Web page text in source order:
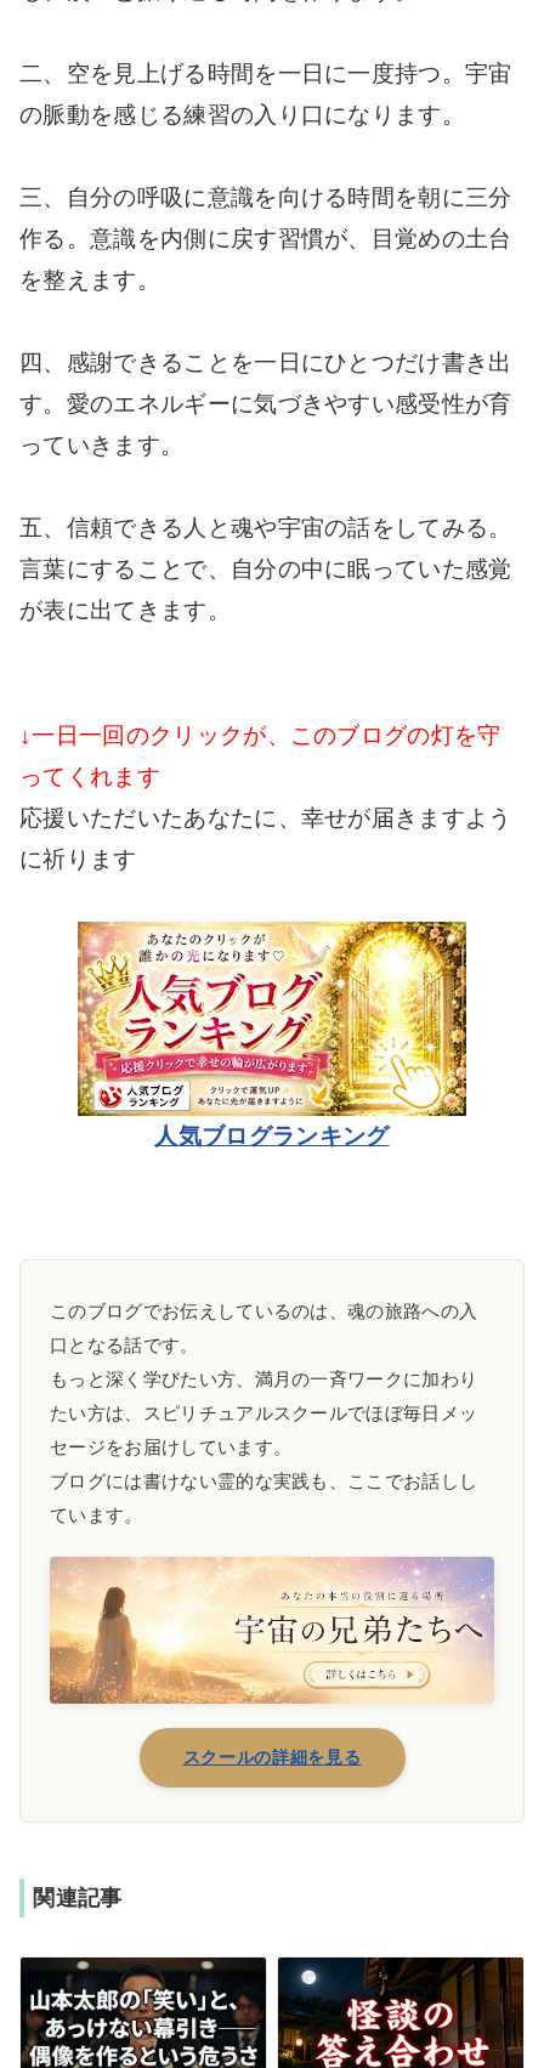
二、空を見上げる時間を一日に一度持つ。宇宙
の脈動を感じる練習の入り口になります。
三、自分の呼吸に意識を向ける時間を朝に三分
作る。意識を内側に戻す習慣が、目覚めの土台
を整えます。
四、感謝できることを一日にひとつだけ書き出
す。愛のエネルギーに気づきやすい感受性が育
っていきます。
五、信頼できる人と魂や宇宙の話をしてみる。
言葉にすることで、自分の中に眠っていた感覚
が表に出てきます。
↓一日一回のクリックが、このブログの灯を守
ってくれます
応援いただいたあなたに、幸せが届きますよう
に祈ります
人気ブログランキング
このブログでお伝えしているのは、魂の旅路への入
口となる話です。
もっと深く学びたい方、満月の一斉ワークに加わり
たい方は、スピリチュアルスクールでほぼ毎日メッ
セージをお届けしています。
ブログには書けない霊的な実践も、ここでお話しし
ています。
スクールの詳細を見る
関連記事